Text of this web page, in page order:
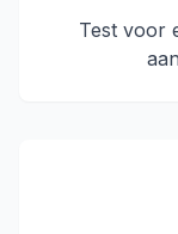
Test voor